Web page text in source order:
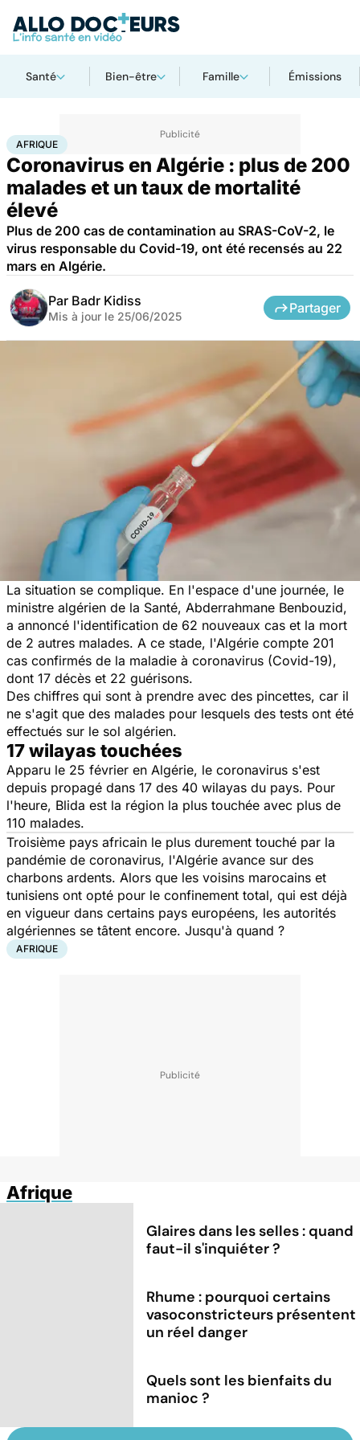
Santé Bien-être Famille Émissions
AccueilSanté Maladies infectieuses
AFRIQUE
Coronavirus en Algérie : plus de 200
malades et un taux de mortalité
élevé
Plus de 200 cas de contamination au SRAS-CoV-2, le
virus responsable du Covid-19, ont été recensés au 22
mars en Algérie.
Par Badr Kidiss
Mis à jour le 25/06/2025
Partager
La situation se complique. En l'espace d'une journée, le
ministre algérien de la Santé, Abderrahmane Benbouzid,
a annoncé l'identification de 62 nouveaux cas et la mort
de 2 autres malades. A ce stade, l'Algérie compte 201
cas confirmés de la maladie à coronavirus (Covid-19),
dont 17 décès et 22 guérisons.
Des chiffres qui sont à prendre avec des pincettes, car il
ne s'agit que des malades pour lesquels des tests ont été
effectués sur le sol algérien.
17 wilayas touchées
Apparu le 25 février en Algérie, le coronavirus s'est
depuis propagé dans 17 des 40 wilayas du pays. Pour
l'heure, Blida est la région la plus touchée avec plus de
110 malades.
Troisième pays africain le plus durement touché par la
pandémie de coronavirus, l'Algérie avance sur des
charbons ardents. Alors que les voisins marocains et
tunisiens ont opté pour le confinement total, qui est déjà
en vigueur dans certains pays européens, les autorités
algériennes se tâtent encore. Jusqu'à quand ?
AFRIQUE
Afrique
Glaires dans les selles : quand
faut-il s'inquiéter ?
Rhume : pourquoi certains
vasoconstricteurs présentent
un réel danger
Quels sont les bienfaits du
manioc ?